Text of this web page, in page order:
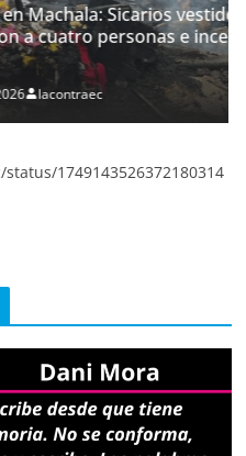
vestidos de policías
e incendiaron su
1749143526372180314